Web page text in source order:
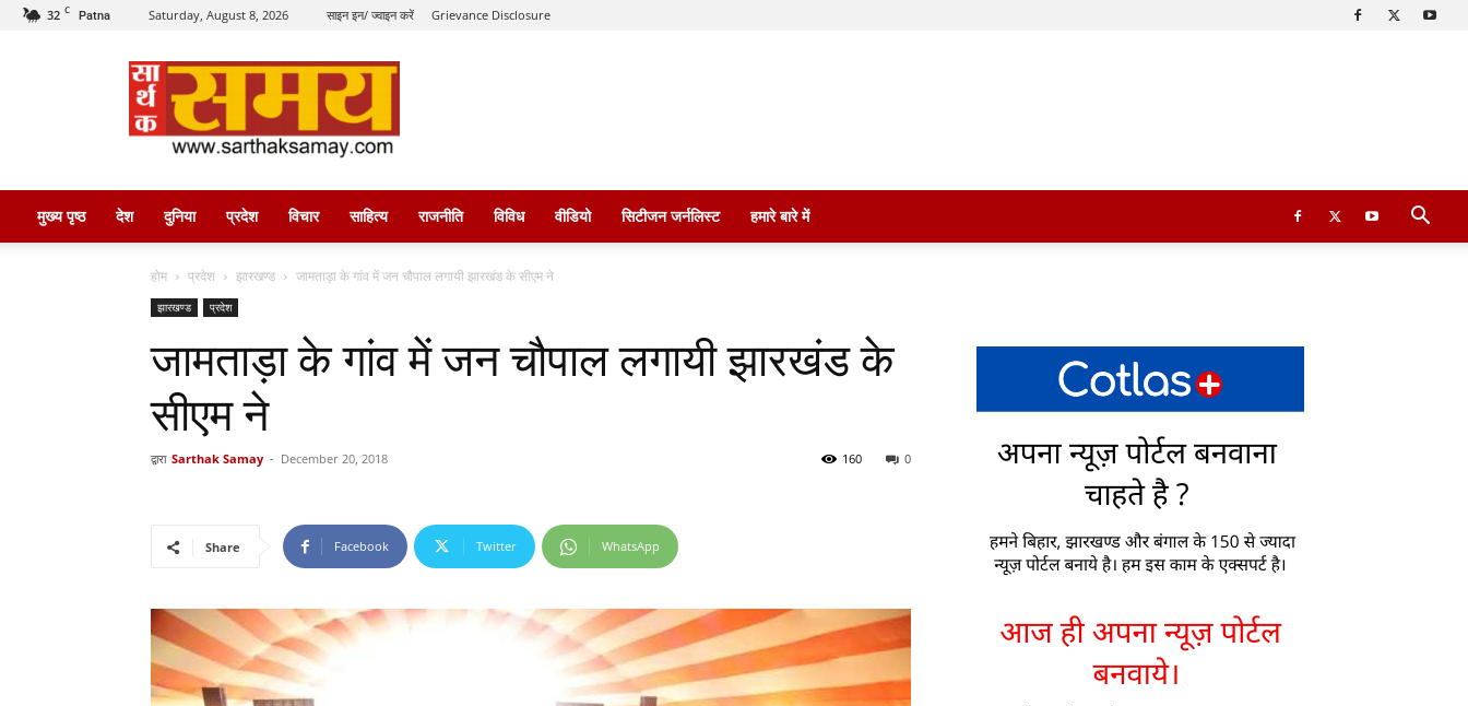
32 C Patna Saturday, August 8, 2026 साइन इन/ ज्वाइन करें Grievance Disclosure
सार्थक
समय
मुख्य पृष्ठ देश दुनिया प्रदेश विचार साहित्य राजनीति विविध वीडियो सिटीजन जर्नलिस्ट हमारे बारे में
होम प्रदेश झारखण्ड जामताड़ा के गांव में जन चौपाल लगायी झारखंड के सीएम ने
झारखण्ड प्रदेश
जामताड़ा के गांव में जन चौपाल लगायी झारखंड के
सीएम ने
द्वारा Sarthak Samay - December 20, 2018 0
160
Share Facebook Twitter WhatsApp